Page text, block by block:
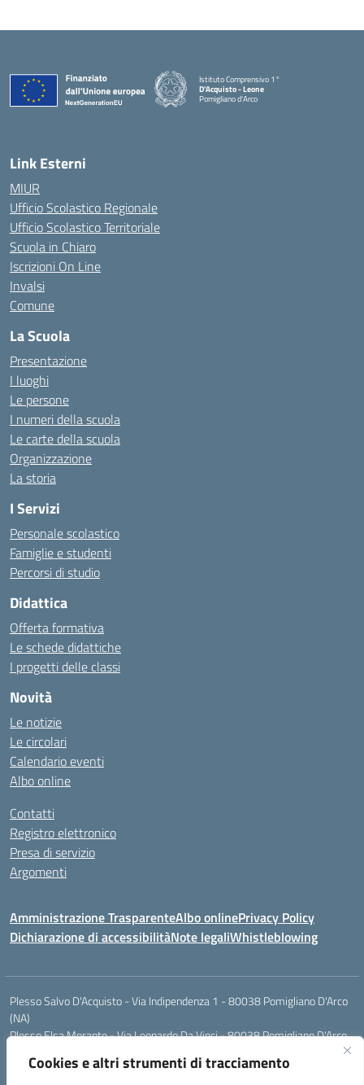
Cookies e altri strumenti di tracciamento
Istituto Comprensivo 1°
D'Acquisto - Leone
Pomigliano d'Arco
— Visita la pagina iniziale della scuola
Link Esterni
MIUR
Ufficio Scolastico Regionale
Ufficio Scolastico Territoriale
Scuola in Chiaro
Iscrizioni On Line
Invalsi
Comune
La Scuola
Presentazione
I luoghi
Le persone
I numeri della scuola
Le carte della scuola
Organizzazione
La storia
I Servizi
Personale scolastico
Famiglie e studenti
Percorsi di studio
Didattica
Offerta formativa
Le schede didattiche
I progetti delle classi
Novità
Le notizie
Le circolari
Calendario eventi
Albo online
Contatti
Registro elettronico
Presa di servizio
Argomenti
Amministrazione TrasparenteAlbo onlinePrivacy Policy
Dichiarazione di accessibilitàNote legaliWhistleblowing
Plesso Salvo D'Acquisto - Via Indipendenza 1 - 80038 Pomigliano D'Arco
(NA)
Plesso Elsa Morante - Via Leonardo Da Vinci - 80038 Pomigliano D'Arco
Plesso Leone - Via Pascoli - 80038 Pomigliano D'Arco (NA)